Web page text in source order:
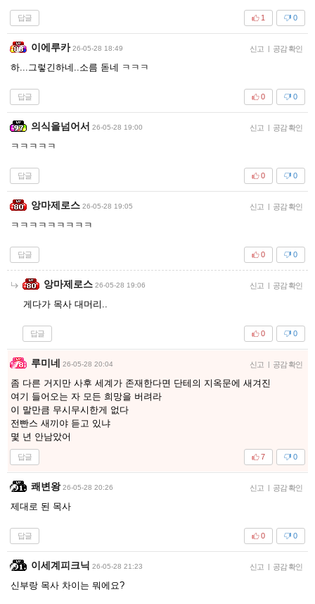
답글 0
1
이에루카 26-05-28 18:49 신고 | 공감 확인
하...그렇긴하네..소름 돋네 ㅋㅋㅋ
답글 0
0
의식을넘어서 26-05-28 19:00 신고 | 공감 확인
ㅋㅋㅋㅋㅋ
답글 0
0
앙마제로스 26-05-28 19:05 신고 | 공감 확인
ㅋㅋㅋㅋㅋㅋㅋㅋㅋ
답글 0
0
앙마제로스 26-05-28 19:06 신고 | 공감 확인
게다가 목사 대머리..
답글 0
0
루미네 26-05-28 20:04 신고 | 공감 확인
좀 다른 거지만 사후 세계가 존재한다면 단테의 지옥문에 새겨진
여기 들어오는 자 모든 희망을 버려라
이 말만큼 무시무시한게 없다
전빤스 새끼야 듣고 있냐
몇 년 안남았어
답글 0
7
쾌변왕 26-05-28 20:26 신고 | 공감 확인
제대로 된 목사
답글 0
0
이세계피크닉 26-05-28 21:23 신고 | 공감 확인
신부랑 목사 차이는 뭐에요?